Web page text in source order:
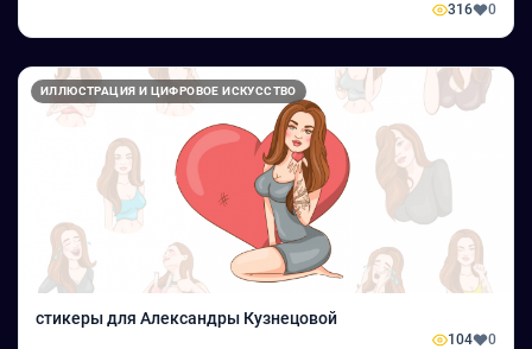
316 0
ИЛЛЮСТРАЦИЯ И ЦИФРОВОЕ ИСКУССТВО
стикеры для Александры Кузнецовой
104 0